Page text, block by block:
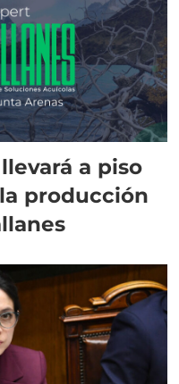
a piso
producción